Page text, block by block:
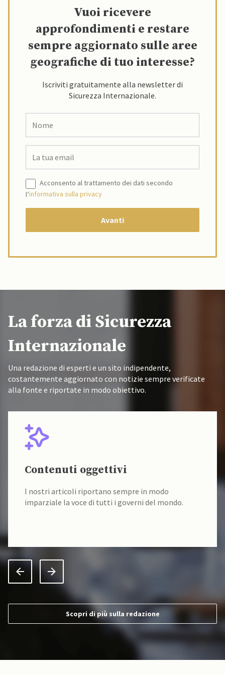
Vuoi ricevere
approfondimenti e restare
sempre aggiornato sulle aree
geografiche di tuo interesse?
Iscriviti gratuitamente alla newsletter di
Sicurezza Internazionale.
Acconsento al trattamento dei dati secondo
l’informativa sulla privacy
La forza di Sicurezza
Internazionale
Una redazione di esperti e un sito indipendente,
costantemente aggiornato con notizie sempre verificate
alla fonte e riportate in modo obiettivo.
Contenuti oggettivi
I nostri articoli riportano sempre in modo
imparziale la voce di tutti i governi del mondo.
Scopri di più sulla redazione